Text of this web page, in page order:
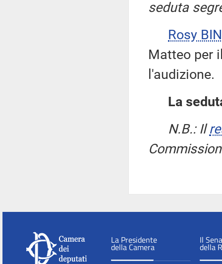
seduta
Rosy
Matteo per
l'audizione.
La
N.B.: Il
La Presidente
della Camera
Il
della